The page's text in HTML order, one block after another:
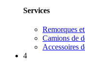
Services
Remorques
Camions de
Accessoires
4